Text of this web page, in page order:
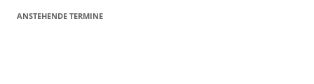
ANSTEHENDE TERMINE